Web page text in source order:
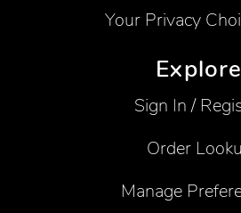
Your Privacy
Explore
Sign In /
Order
Manage